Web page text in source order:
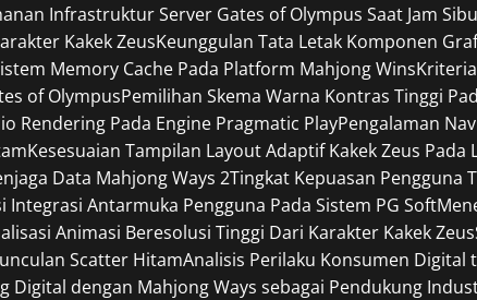
Infrastruktur Server Gates of Olympus Saat Jam
Kakek ZeusKeunggulan Tata Letak Komponen
Memory Cache Pada Platform Mahjong Wins
of OlympusPemilihan Skema Warna Kontras Tinggi
Rendering Pada Engine Pragmatic PlayPengalaman
Kesesuaian Tampilan Layout Adaptif Kakek Zeus Pada
Data Mahjong Ways 2Tingkat Kepuasan Pengguna
Integrasi Antarmuka Pengguna Pada Sistem PG Soft
Animasi Beresolusi Tinggi Dari Karakter Kakek Zeus
Scatter HitamAnalisis Perilaku Konsumen
Digital dengan Mahjong Ways sebagai Pendukung